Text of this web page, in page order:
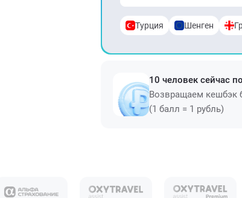
Турция Шенген
10 человек сейчас
Возвращаем кешбэк
(1 балл = 1 рубль)